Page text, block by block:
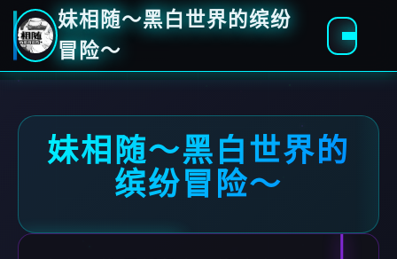
妹相随～黑白世界的缤纷
冒险～
妹相随～黑白世界的
缤纷冒险～